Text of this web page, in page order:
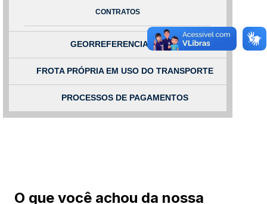
CONTRATOS
GEORREFERENCIAMENTO
FROTA PRÓPRIA EM USO DO TRANSPORTE
PROCESSOS DE PAGAMENTOS
O que você achou da nossa